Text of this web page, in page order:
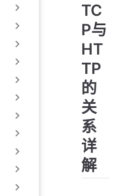
TC
P与
HT
TP
的
关
系
详
解